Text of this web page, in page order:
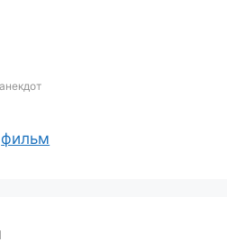
фильм